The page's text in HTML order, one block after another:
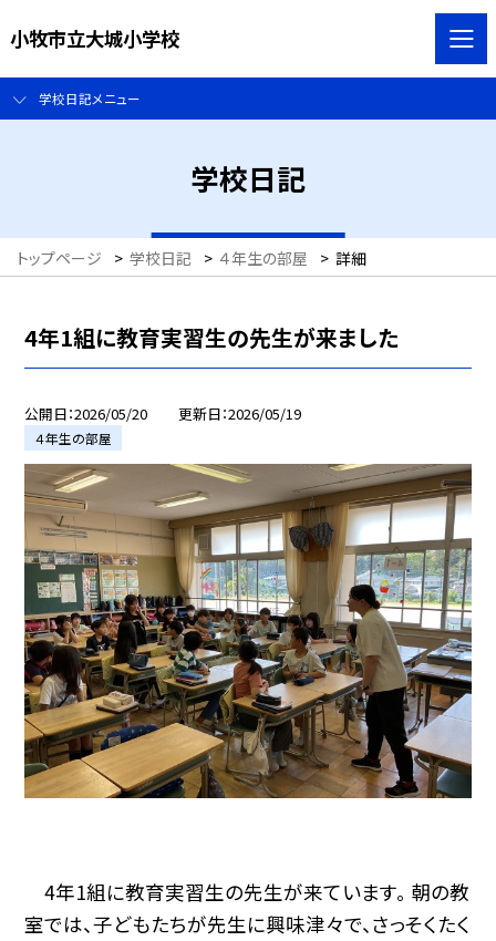
小牧市立大城小学校
学校日記メニュー
学校日記
トップページ > 学校日記 > ４年生の部屋 > 詳細
4年1組に教育実習生の先生が来ました
公開日 2026/05/20 更新日 2026/05/19
４年生の部屋
4年1組に教育実習生の先生が来ています。 朝の教
室では、子どもたちが先生に興味津々で、さっそくたく